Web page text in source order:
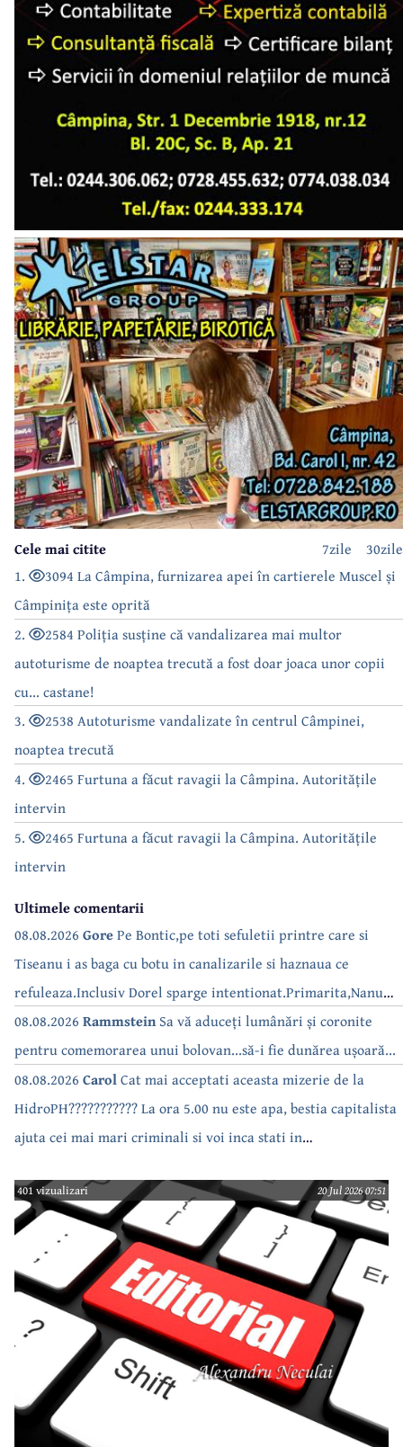
30zile
7zile
Cele mai citite
1.
3094 La Câmpina, furnizarea apei în cartierele Muscel și
Câmpinița este oprită
2.
2584 Poliția susține că vandalizarea mai multor
autoturisme de noaptea trecută a fost doar joaca unor copii
cu... castane!
3.
2538 Autoturisme vandalizate în centrul Câmpinei,
noaptea trecută
4.
2465 Furtuna a făcut ravagii la Câmpina. Autoritățile
intervin
5.
2465 Furtuna a făcut ravagii la Câmpina. Autoritățile
intervin
Ultimele comentarii
08.08.2026 GorePe Bontic,pe toti sefuletii printre care si
Tiseanu i as baga cu botu in canalizarile si haznaua ce
refuleaza.Inclusiv Dorel sparge intentionat.Primarita,Nanu
bea apa de la robinet.Asta as intreba o si pe Izabel Mitrea
08.08.2026 RammsteinSa vă aduceți lumânări și coronite
pentru comemorarea unui bolovan...să-i fie dunărea ușoară...
08.08.2026 CarolCat mai acceptati aceasta mizerie de la
HidroPH??????????? La ora 5.00 nu este apa, bestia capitalista
ajuta cei mai mari criminali si voi inca stati in
401 vizualizari 20 Jul 2026 07:51